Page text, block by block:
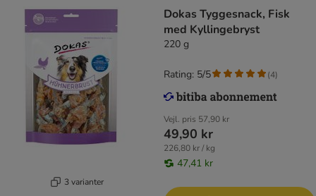
3 varianter
Dokas Tyggesnack, Fisk
med Kyllingebryst
220 g
Vejl. pris 57,90 kr
49,90 kr
226,80 kr / kg
47,41 kr
Rating: 5/5 (4)